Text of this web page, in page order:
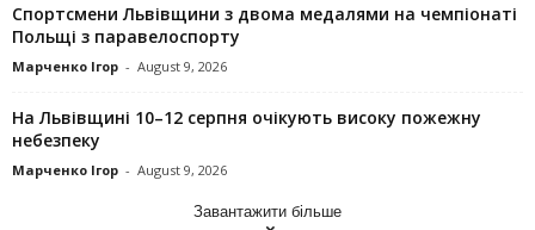
Спортсмени Львівщини з двома медалями на чемпіонаті
Польщі з паравелоспорту
Марченко Ігор - August 9, 2026
На Львівщині 10–12 серпня очікують високу пожежну
небезпеку
Марченко Ігор - August 9, 2026
Завантажити більше